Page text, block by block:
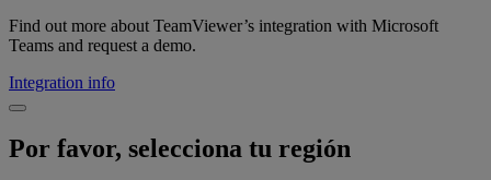
Find out more about TeamViewer’s integration with Microsoft
Teams and request a demo.
Integration info
Por favor, selecciona tu región